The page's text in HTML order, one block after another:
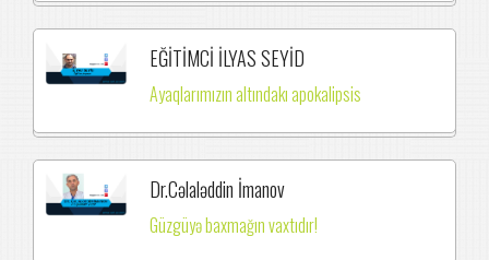
EĞİTİMCİ İLYAS SEYİD
Ayaqlarımızın altındakı apokalipsis
Dr.Cəlaləddin İmanov
Güzgüyə baxmağın vaxtıdır!